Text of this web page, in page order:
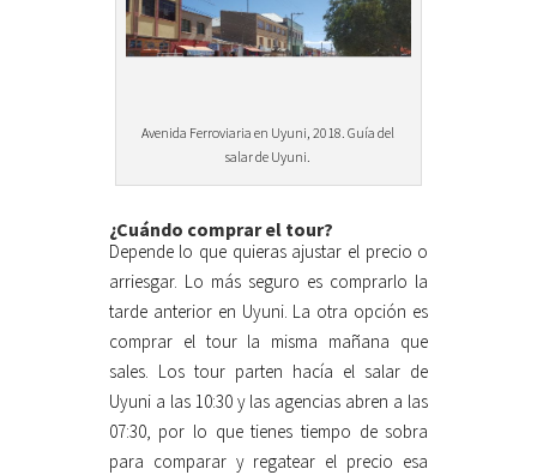
Avenida Ferroviaria en Uyuni, 2018. Guía del
salar de Uyuni.
¿Cuándo comprar el tour?
Depende lo que quieras ajustar el precio o
arriesgar. Lo más seguro es comprarlo la
tarde anterior en Uyuni. La otra opción es
comprar el tour la misma mañana que
sales. Los tour parten hacía el salar de
Uyuni a las 10:30 y las agencias abren a las
07:30, por lo que tienes tiempo de sobra
para comparar y regatear el precio esa